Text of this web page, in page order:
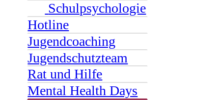
Schulpsychologie
Hotline
Jugendcoaching
Jugendschutzteam
Rat und Hilfe
Mental Health Days